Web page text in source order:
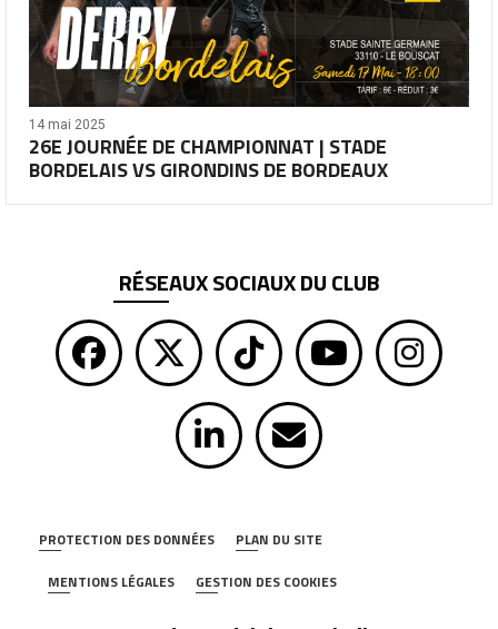
14 mai 2025
26E JOURNÉE DE CHAMPIONNAT | STADE
BORDELAIS VS GIRONDINS DE BORDEAUX
RÉSEAUX SOCIAUX DU CLUB
PROTECTION DES DONNÉES
PLAN DU SITE
MENTIONS LÉGALES
GESTION DES COOKIES